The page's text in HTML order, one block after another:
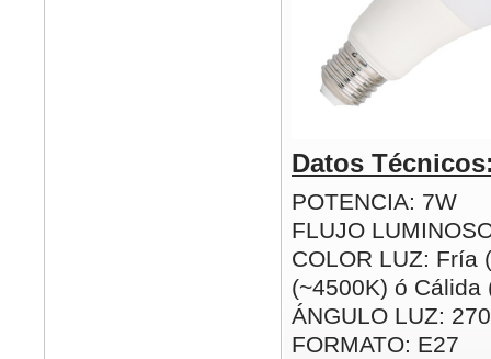
Datos
POTENCIA: 7W
FLUJO
COLOR LUZ: Fría
(~4500K) ó Cálida
ÁNGULO LUZ:
FORMATO: E27